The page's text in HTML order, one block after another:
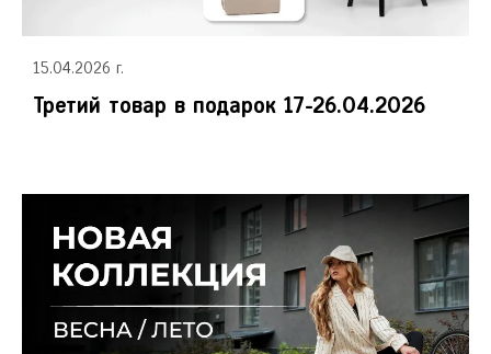
15.04.2026 г.
Третий товар в подарок 17-26.04.2026